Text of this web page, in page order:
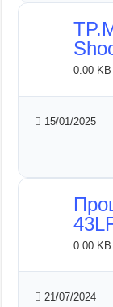
0.00 KB
15/01/2025
0.00
21/07/2024